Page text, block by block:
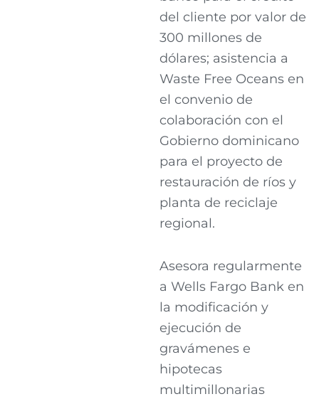
del cliente por valor de
300 millones de
dólares; asistencia a
Waste Free Oceans en
el convenio de
colaboración con el
Gobierno dominicano
para el proyecto de
restauración de ríos y
planta de reciclaje
regional.
Asesora regularmente
a Wells Fargo Bank en
la modificación y
ejecución de
gravámenes e
hipotecas
multimillonarias